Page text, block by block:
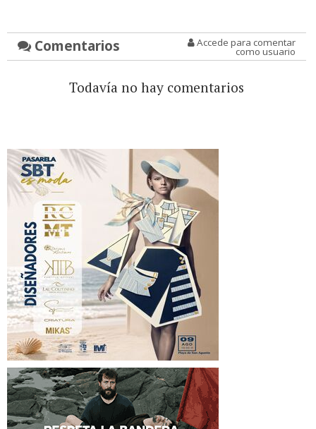
Comentarios Accede para comentar
como usuario
Todavía no hay comentarios